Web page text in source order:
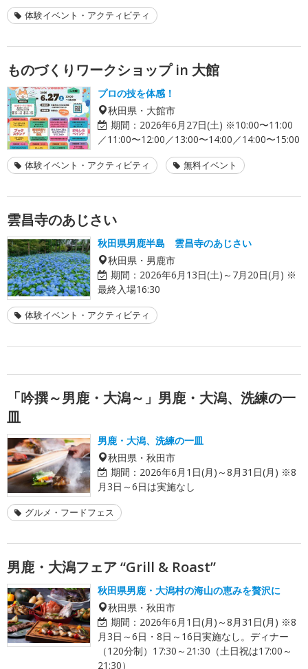
体験イベント・アクティビティ
ものづくりワークショップ in 大館
プロの技を体感！
秋田県・大館市
期間： 2026年6月27日(土) ※10:00〜11:00
／11:00〜12:00／13:00〜14:00／14:00〜15:00
体験イベント・アクティビティ 無料イベント
雲昌寺のあじさい
秋田県男鹿半島 雲昌寺のあじさい
秋田県・男鹿市
期間： 2026年6月13日(土)～7月20日(月) ※
最終入場16:30
体験イベント・アクティビティ
「吟撰～男鹿・大潟～」男鹿・大潟、洗練の一
皿
男鹿・大潟、洗練の一皿
秋田県・秋田市
期間： 2026年6月1日(月)～8月31日(月) ※8
月3日～6日は実施なし
グルメ・フードフェス
男鹿・大潟フェア “Grill & Roast”
秋田県男鹿・大潟村の海山の恵みを贅沢に
秋田県・秋田市
期間： 2026年6月1日(月)～8月31日(月) ※8
月3日～6日・8日～16日実施なし。ディナー
（120分制）17:30～21:30（土日祝は17:00～
21:30）